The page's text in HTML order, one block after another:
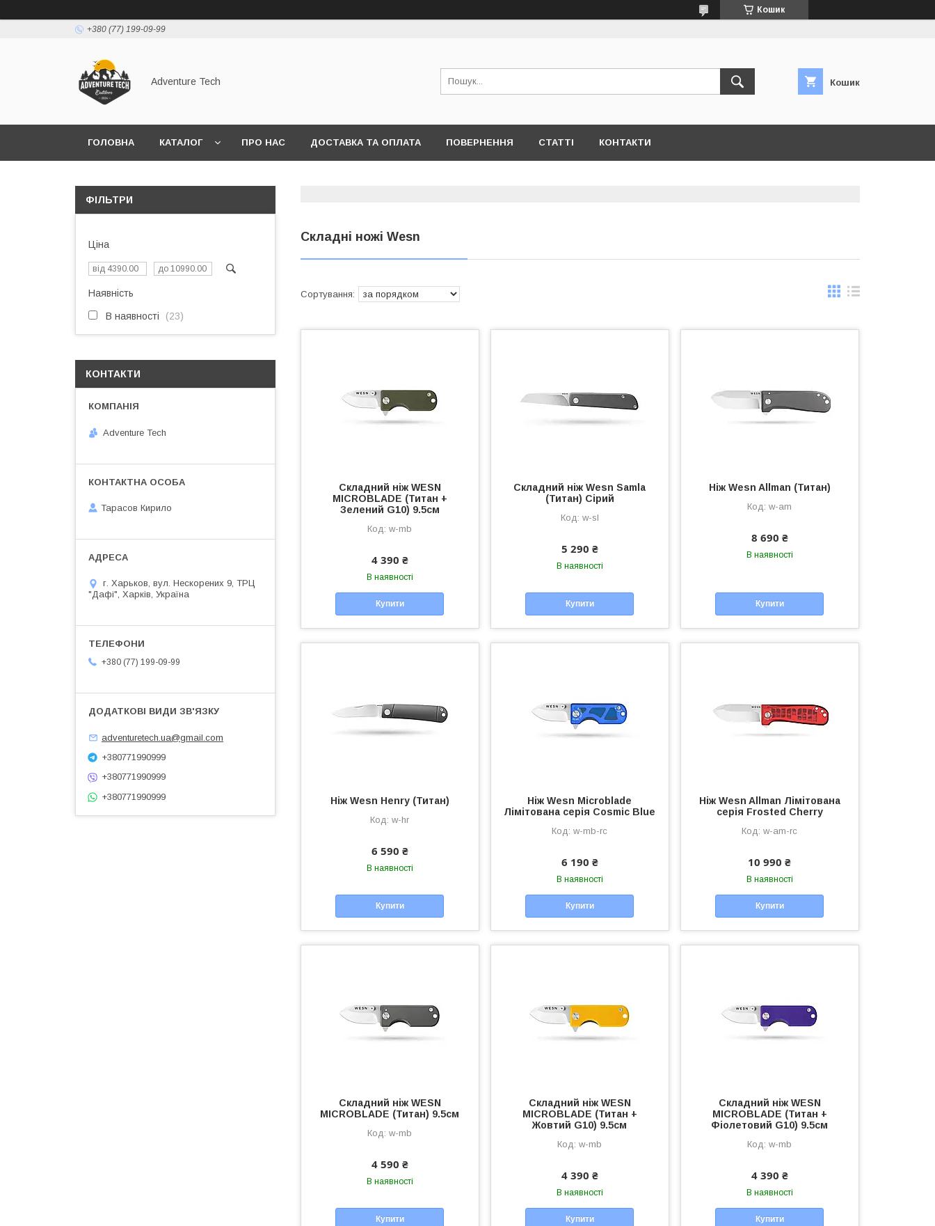
Кошик
+380 (77) 199-09-99
Adventure Tech Кошик
ГОЛОВНА КАТАЛОГ ПРО НАС ДОСТАВКА ТА ОПЛАТА ПОВЕРНЕННЯ СТАТТІ КОНТАКТИ
Складні ножі Wesn
Складний ніж WESN
MICROBLADE (Титан +
Зелений G10) 9.5см
w-mb
4 390 ₴
В наявності
Купити
Складний ніж Wesn Samla
(Титан) Сірий
w-sl
5 290 ₴
В наявності
Купити
Ніж Wesn Allman (Титан)
w-am
8 690 ₴
В наявності
Купити
Ніж Wesn Henry (Титан)
w-hr
6 590 ₴
В наявності
Купити
Ніж Wesn Microblade
Лімітована серія Cosmic Blue
w-mb-rc
6 190 ₴
В наявності
Купити
Ніж Wesn Allman Лімітована
серія Frosted Cherry
w-am-rc
10 990 ₴
В наявності
Купити
Складний ніж WESN
MICROBLADE (Титан) 9.5см
w-mb
4 590 ₴
В наявності
Купити
Складний ніж WESN
MICROBLADE (Титан +
Жовтий G10) 9.5см
w-mb
4 390 ₴
В наявності
Купити
Складний ніж WESN
MICROBLADE (Титан +
Фіолетовий G10) 9.5см
w-mb
4 390 ₴
В наявності
Купити
ФІЛЬТРИ
Ціна
Наявність
В наявності 23
КОНТАКТИ
Adventure Tech
Тарасов Кирило
г. Харьков, вул. Нескорених 9, ТРЦ
"Дафі", Харків, Україна
+380 (77) 199-09-99
adventuretech.ua@gmail.com
+380771990999
+380771990999
+380771990999